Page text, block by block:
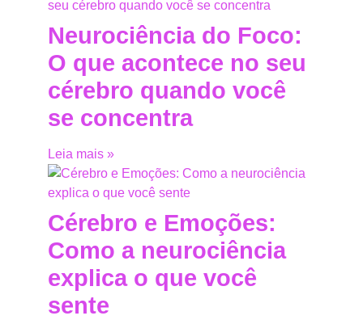
Neurociência do Foco:
O que acontece no seu
cérebro quando você
se concentra
Leia mais »
Cérebro e Emoções:
Como a neurociência
explica o que você
sente